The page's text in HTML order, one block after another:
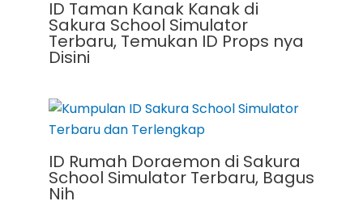
ID Taman Kanak Kanak di
Sakura School Simulator
Terbaru, Temukan ID Props nya
Disini
ID Rumah Doraemon di Sakura
School Simulator Terbaru, Bagus
Nih